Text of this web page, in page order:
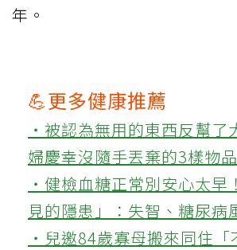
年。
💪更多健康推薦
‧被認為無用的東西反幫了
婦慶幸沒隨手丟棄的3樣物品
‧健檢血糖正常別安心太早
見的隱患」：失智、糖尿病
‧兒邀84歲寡母搬來同住「